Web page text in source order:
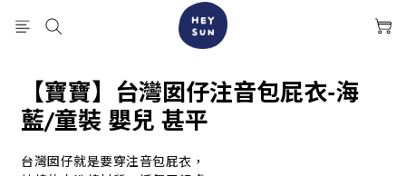
【寶寶】台灣囡仔注音包屁衣-海
藍/童裝 嬰兒 甚平
台灣囡仔就是要穿注音包屁衣，